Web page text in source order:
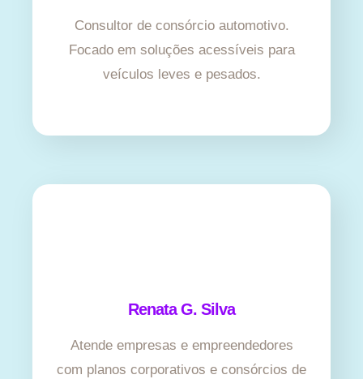
Consultor de consórcio automotivo.
Focado em soluções acessíveis para
veículos leves e pesados.
Renata G. Silva
Atende empresas e empreendedores
com planos corporativos e consórcios de